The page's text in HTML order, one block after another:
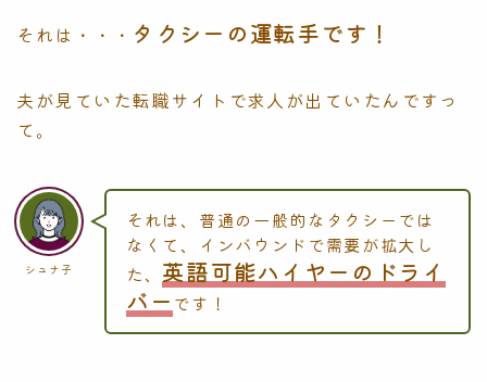
それは・・・ タクシーの運転手です！
夫が見ていた転職サイトで求人が出ていたんですっ
て。
シュナ子
それは、普通の一般的なタクシーでは
なくて、インバウンドで需要が拡大し
た、 英語可能ハイヤーのドライ
バー です！